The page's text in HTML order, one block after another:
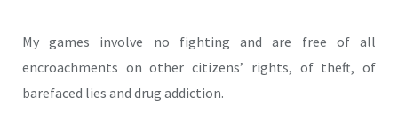
My games involve no fighting and are free of all
encroachments on other citizens’ rights, of theft, of
barefaced lies and drug addiction.